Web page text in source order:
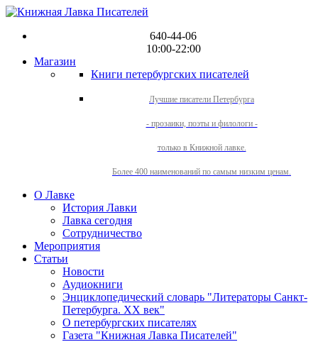
640-44-06
10:00-22:00
Магазин
Книги петербургских писателей
Лучшие писатели Петербурга
- прозаики, поэты и филологи -
только в Книжной лавке.
Более 400 наименований по самым низким ценам.
О Лавке
История Лавки
Лавка сегодня
Сотрудничество
Мероприятия
Статьи
Новости
Аудиокниги
Энциклопедический словарь "Литераторы Санкт-
Петербурга. XX век"
О петербургских писателях
Газета "Книжная Лавка Писателей"